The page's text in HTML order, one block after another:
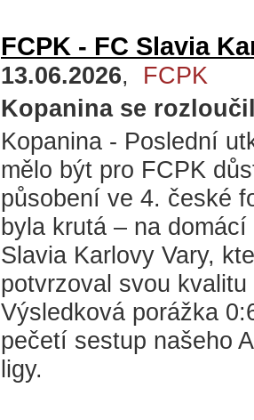
FCPK - FC Slavia
13.06.2026, FCPK
Kopanina se
Kopanina - Poslední
mělo být pro FCPK
působení ve 4. české
byla krutá – na
Slavia Karlovy Vary,
potvrzoval svou
Výsledková porážka
pečetí sestup našeho
ligy.